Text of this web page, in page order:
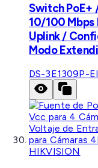
Switch PoE+
10/100 Mbps
Uplink /
Modo
DS-3E1309P-
HIKVISION